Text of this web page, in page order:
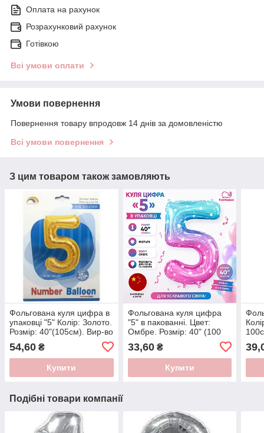
Оплата на рахунок
Розрахунковий рахунок
Готівкою
Всі умови оплати
Умови повернення
Повернення товару впродовж 14 днів за домовленістю
Всі умови повернення
З цим товаром також замовляють
Фольгована куля цифра в
упаковці "5" Колір: Золото.
Розмір: 40"(105см). Вир-во
54,60 ₴
Купити
Фольгована куля цифра
"5" в пакованні. Цвет:
Омбре. Розмір: 40" (100
33,60₴
Купити
Подібні товари компанії